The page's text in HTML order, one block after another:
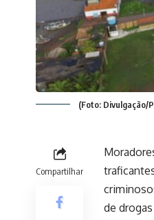
(Foto: Divulgação/
Compartilhar
de